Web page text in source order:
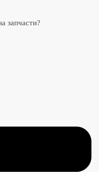
запчасти?